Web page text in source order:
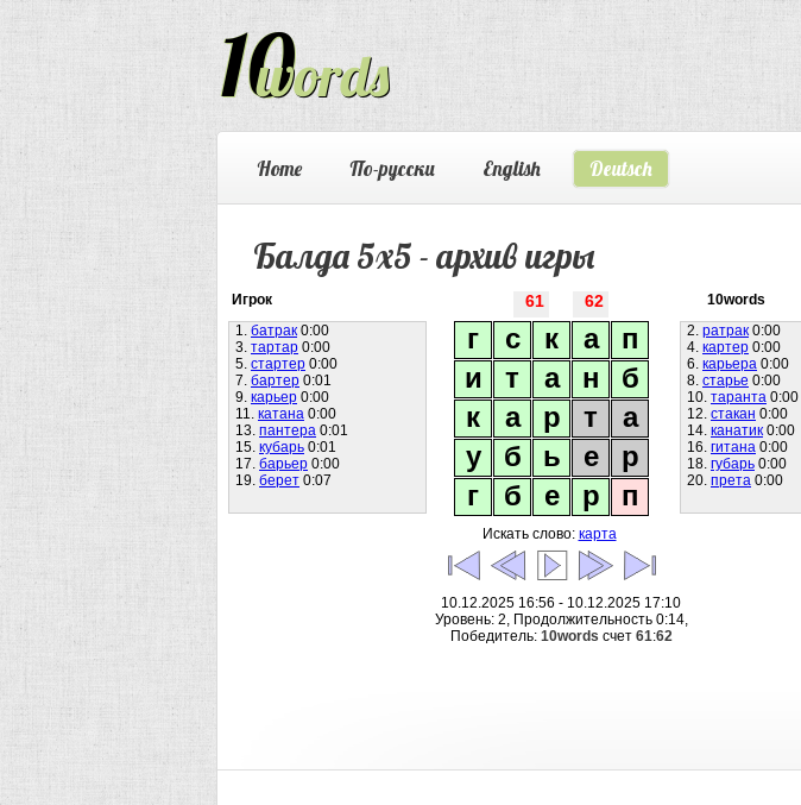
Home По-русски English Deutsch
Балда 5х5 - архив игры
Игрок 61
1. батрак 0:00
3. тартар 0:00
5. стартер 0:00
7. бартер 0:01
9. карьер 0:00
11. катана 0:00
13. пантера 0:01
15. кубарь 0:01
17. барьер 0:00
19. берет 0:07
10words
62
2. ратрак 0:00
4. картер 0:00
6. карьера 0:00
8. старье 0:00
10. таранта 0:00
12. стакан 0:00
14. канатик 0:00
16. гитана 0:00
18. губарь 0:00
20. прета 0:00
г с к а
п
и
т а н
б
к
а р т
а
у
б ь е
р
г
б е р п
Искать слово: карта
10.12.2025 16:56 - 10.12.2025 17:10
Уровень: 2, Продолжительность 0:14,
Победитель: 10words счет 61:62